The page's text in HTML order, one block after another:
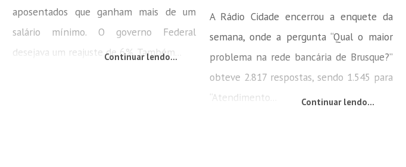
aposentados que ganham mais de um
salário mínimo. O governo Federal
desejava um reajuste de 6%. Também...
Continuar lendo...
A Rádio Cidade encerrou a enquete da
semana, onde a pergunta “Qual o maior
problema na rede bancária de Brusque?”
obteve 2.817 respostas, sendo 1.545 para
“Atendimento...
Continuar lendo...